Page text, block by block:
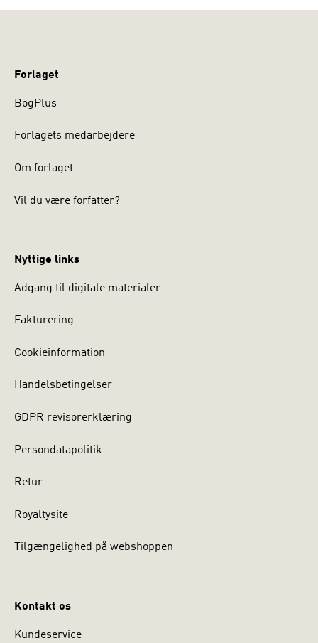
Forlaget
BogPlus
Forlagets medarbejdere
Om forlaget
Vil du være forfatter?
Nyttige links
Adgang til digitale materialer
Fakturering
Cookieinformation
Handelsbetingelser
GDPR revisorerklæring
Persondatapolitik
Retur
Royaltysite
Tilgængelighed på webshoppen
Kontakt os
Kundeservice